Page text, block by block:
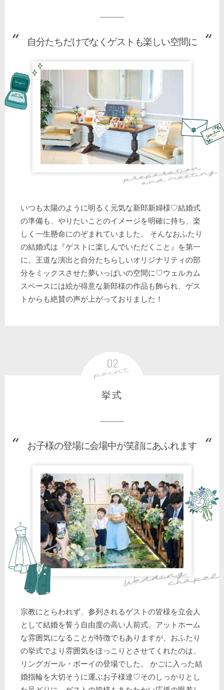
自分たちだけでなくゲストも楽しい空間に
いつも太陽のように明るく元気な新郎新婦様♡結婚式
の準備も、やりたいことのイメージを明確に持ち、楽
しく一生懸命にのぞまれていました。 そんなおふたり
の結婚式は『ゲストに楽しんでいただくこと』を第一
に、王道な演出と自分たちらしいオリジナリティの部
分をミックスさせた夢いっぱいの空間に♡ウェルカム
スペースには絵が得意な新郎様の作品も飾られ、ゲス
トからも絶賛の声が上がっておりました！
挙式
お子様の登場に会場中が笑顔にあふれます
宗教にとらわれず、参列されるゲストの皆様を立会人
として結婚を誓う自由度の高い人前式。アットホーム
な雰囲気になることが特徴でもありますが、おふたり
の挙式でより雰囲気をほっこりとさせてくれたのは、
リングガール・ボーイの登場でした。 かごに入った結
婚指輪を大切そうに運ぶお子様達♡そのしっかりとし